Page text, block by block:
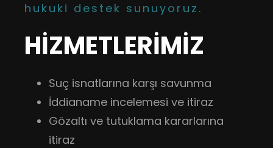
hukuki destek sunuyoruz.
HİZMETLERİMİZ
Suç isnatlarına karşı savunma
İddianame incelemesi ve itiraz
Gözaltı ve tutuklama kararlarına
itiraz